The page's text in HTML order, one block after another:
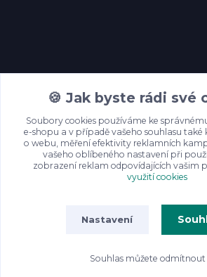
info@backyardpineyarns.cz
Vytvořeno na
Eshop-
🍪 Jak byste rádi své
Soubory cookies používáme ke
e-shopu a v případě vašeho souhlasu také
o webu, měření efektivity reklamních
vašeho oblíbeného nastavení při
zobrazení reklam odpovídajících vašim
využití cookies
Nastavení
Souhlas můžete odmítnout